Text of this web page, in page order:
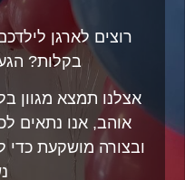
רוצים לארגן
בקלות?
אצלנו תמצא מגוון
אוהב, אנו נתאים
ובצורה מושקעת כדי